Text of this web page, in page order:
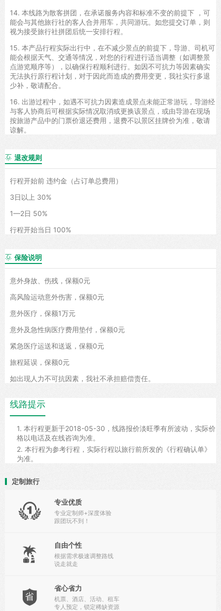
14. 本线路为散客拼团，在承诺服务内容和标准不变的前提下 ，可
能会与其他旅行社的客人合并用车，共同游玩。如您提交订单，则
视为接受旅行社拼团后统一安排行程。
15. 本产品行程实际出行中，在不减少景点的前提下，导游、司机可
能会根据天气、交通等情况，对您的行程进行适当调整（如调整景
点游览顺序等），以确保行程顺利进行。如因不可抗力等因素确实
无法执行原行程计划，对于因此而造成的费用变更，我社实行多退
少补，敬请配合。
16. 出游过程中，如遇不可抗力因素造成景点未能正常游玩，导游经
与客人协商后可根据实际情况取消或更换该景点，或由导游在现场
按旅游产品中的门票价退还费用，退费不以景区挂牌价为准，敬请
谅解。
 退改规则
行程开始前 违约金（占订单总费用）
3日以上 30%
1—2日 50%
行程开始当日 100%
 保险说明
意外身故、伤残，保额0元
高风险运动意外伤害，保额0元
意外医疗，保额1万元
意外及急性病医疗费用垫付，保额0元
紧急医疗运送和送返，保额0元
旅程延误，保额0元
如出现人力不可抗因素，我社不承担赔偿责任。
线路提示
1. 本行程更新于2018-05-30，线路报价淡旺季有所波动，实际价
格以电话及在线咨询为准。
2. 本行程为参考行程，实际行程以旅行前所发的《行程确认单》
为准。
定制旅行
 专业优质
专业定制师+深度体验
跟团玩不到！
 自由个性
根据需求极速调整路线
说走就走
 省心省力
机票、酒店、活动、租车
专人预定，锁定稀缺资源